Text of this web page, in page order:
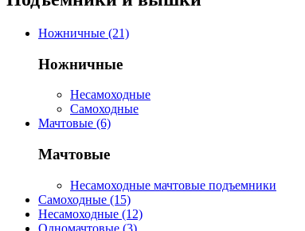
Ножничные (21)
Ножничные
Несамоходные
Самоходные
Мачтовые (6)
Мачтовые
Несамоходные мачтовые подъемники
Самоходные (15)
Несамоходные (12)
Одномачтовые (3)